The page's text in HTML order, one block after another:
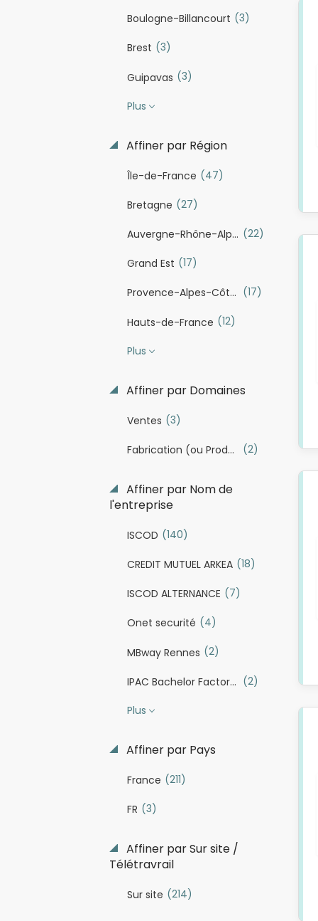
Boulogne-Billancourt (3)
Brest (3)
Guipavas (3)
Plus
Affiner par Région
Île-de-France (47)
Bretagne (27)
Auvergne-Rhône-Alpes (22)
Grand Est (17)
Provence-Alpes-Côte d'Azur (17)
Hauts-de-France (12)
Plus
Affiner par Domaines
Ventes (3)
Fabrication (ou Production industrielle) (2)
Affiner par Nom de
l'entreprise
ISCOD (140)
CREDIT MUTUEL ARKEA (18)
ISCOD ALTERNANCE (7)
Onet securité (4)
MBway Rennes (2)
IPAC Bachelor Factory Lyon (2)
Plus
Affiner par Pays
France (211)
FR (3)
Affiner par Sur site /
Télétravrail
Sur site (214)